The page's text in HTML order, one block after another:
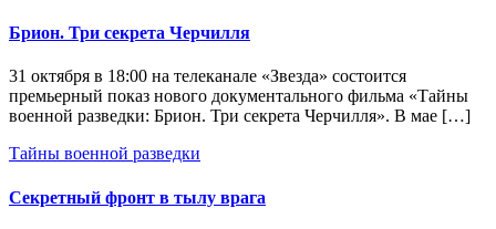
Брион. Три секрета Черчилля
31 октября в 18:00 на телеканале «Звезда» состоится
премьерный показ нового документального фильма «Тайны
военной разведки: Брион. Три секрета Черчилля». В мае […]
Тайны военной разведки
Секретный фронт в тылу врага